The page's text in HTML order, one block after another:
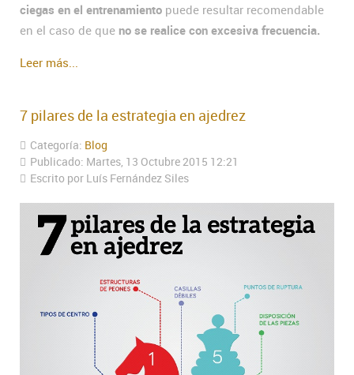
ciegas en el entrenamiento puede resultar recomendable
en el caso de que no se realice con excesiva frecuencia.
Leer más...
7 pilares de la estrategia en ajedrez
Categoría: Blog
Publicado: Martes, 13 Octubre 2015 12:21
Escrito por Luís Fernández Siles